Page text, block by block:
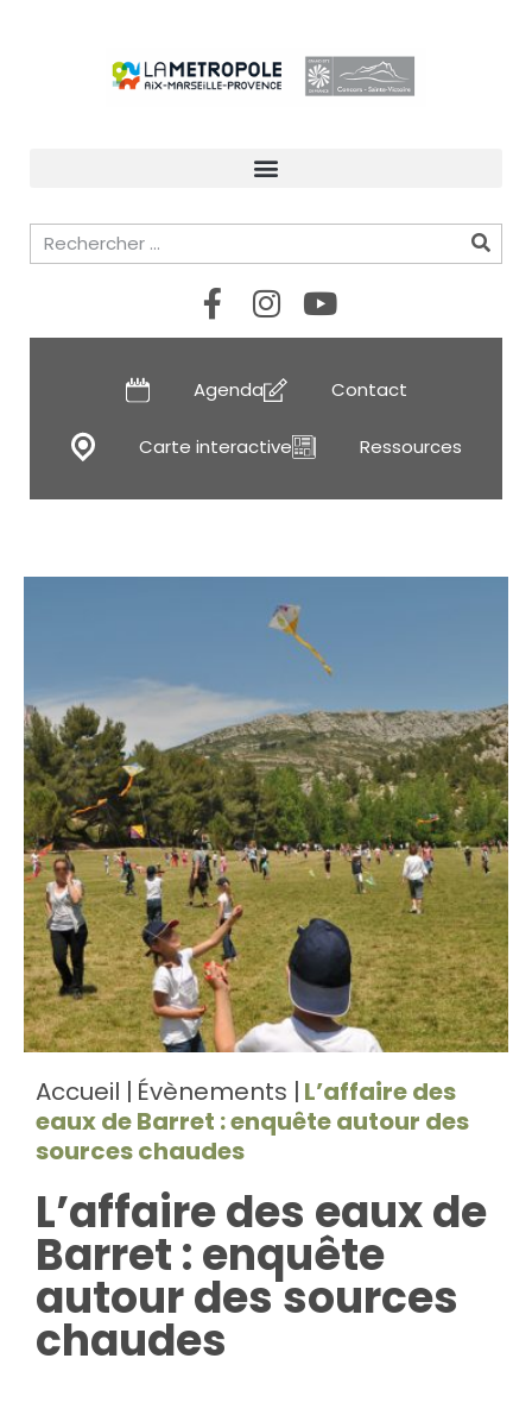
Agenda Contact
Carte interactive Ressources
Accueil Évènements L’affaire des
eaux de Barret : enquête autour des
sources chaudes
L’affaire des eaux de
Barret : enquête
autour des sources
chaudes